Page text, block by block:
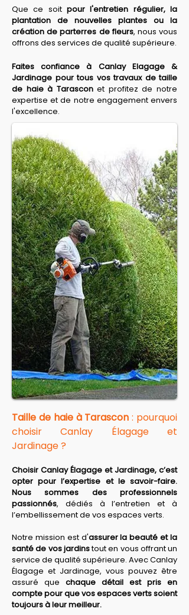
Que ce soit pour l'entretien régulier, la
plantation de nouvelles plantes ou la
création de parterres de fleurs, nous vous
offrons des services de qualité supérieure.
Faites confiance à Canlay Elagage &
Jardinage pour tous vos travaux de taille
de haie à Tarascon et profitez de notre
expertise et de notre engagement envers
l'excellence.
Taille de haie à Tarascon : pourquoi
choisir Canlay Élagage et
Jardinage ?
Choisir Canlay Élagage et Jardinage, c’est
opter pour l’expertise et le savoir-faire.
Nous sommes des professionnels
passionnés, dédiés à l’entretien et à
l’embellissement de vos espaces verts.
Notre mission est d'assurer la beauté et la
santé de vos jardins tout en vous offrant un
service de qualité supérieure. Avec Canlay
Élagage et Jardinage, vous pouvez être
assuré que chaque détail est pris en
compte pour que vos espaces verts soient
toujours à leur meilleur.